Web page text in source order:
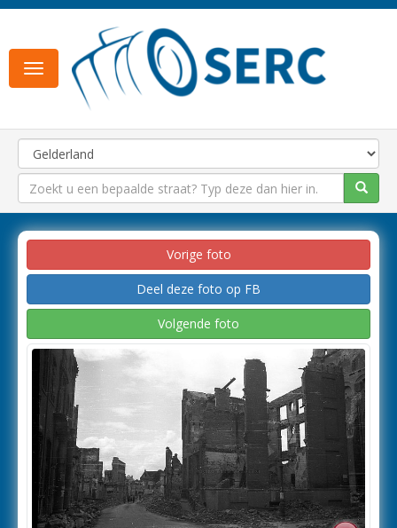
Toggle
navigation
Vorige foto
Deel deze foto op FB
Volgende foto